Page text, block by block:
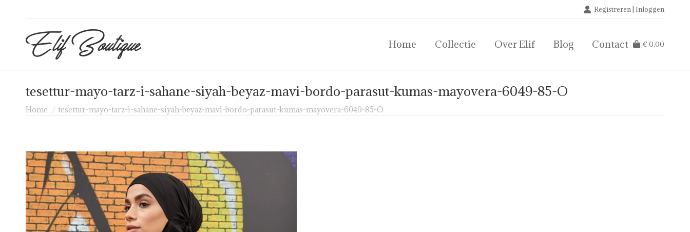
Registreren | Inloggen
Home Collectie Over Elif Blog Contact €0,00
tesettur-mayo-tarz-i-sahane-siyah-beyaz-mavi-bordo-parasut-kumas-mayovera-6049-85-O
Je bent hier:
Home tesettur-mayo-tarz-i-sahane-siyah-beyaz-mavi-bordo-parasut-kumas-mayovera-6049-85-O
Home Collectie Over Elif Blog Contact €0,00